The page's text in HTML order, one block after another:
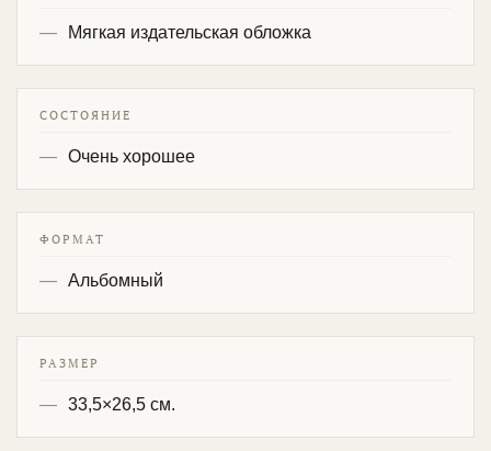
Мягкая издательская обложка
СОСТОЯНИЕ
Очень хорошее
ФОРМАТ
Альбомный
РАЗМЕР
33,5×26,5 см.